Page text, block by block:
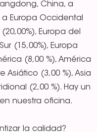
China, a
Europa Occidental
Europa del
(15,00%), Europa
(8,00 %), América
Asiático (3,00 %), Asia
(2,00 %). Hay un
nuestra oficina.
la calidad?